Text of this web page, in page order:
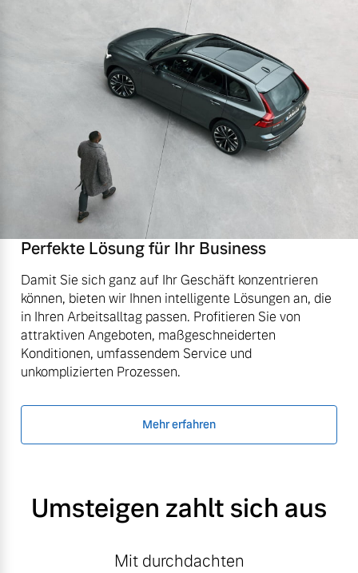
Perfekte Lösung für Ihr Business
Damit Sie sich ganz auf Ihr Geschäft konzentrieren
können, bieten wir Ihnen intelligente Lösungen an, die
in Ihren Arbeitsalltag passen. Profitieren Sie von
attraktiven Angeboten, maßgeschneiderten
Konditionen, umfassendem Service und
unkomplizierten Prozessen.
Mehr erfahren
Umsteigen zahlt sich aus
Mit durchdachten